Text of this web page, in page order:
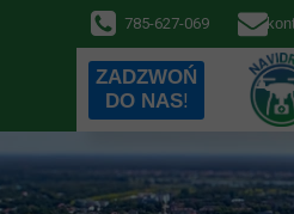
ZADZWOŃ
DO NAS!
785-627-069